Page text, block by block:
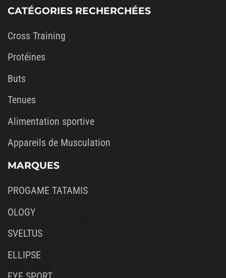
CATÉGORIES RECHERCHÉES
Cross Training
Protéines
Buts
Tenues
Alimentation sportive
Appareils de Musculation
MARQUES
PROGAME TATAMIS
OLOGY
SVELTUS
ELLIPSE